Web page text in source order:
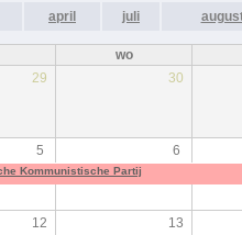
april juli
wo
29 30
5 6
Kommunistische Partij
12 13